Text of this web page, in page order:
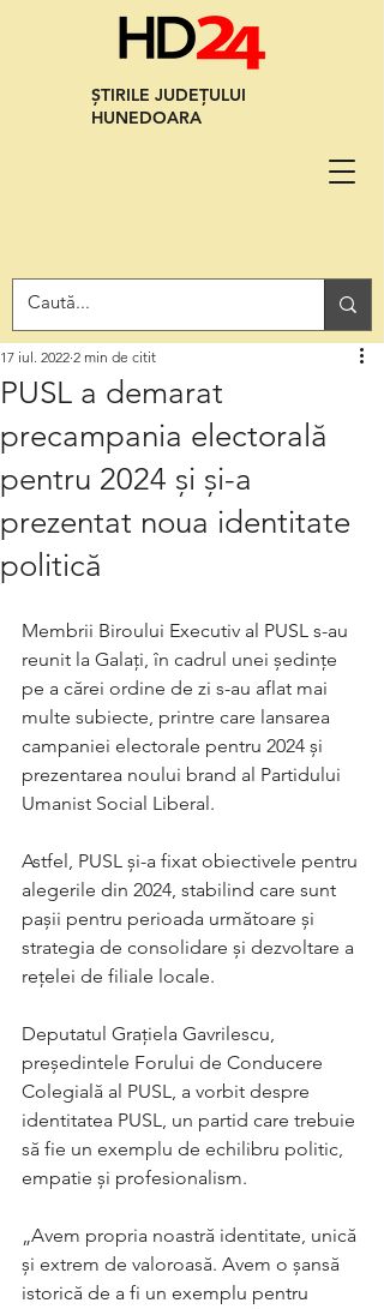
ȘTIRILE JUDEȚULUI
HUNEDOARA
PUSL a demarat
precampania electorală
pentru 2024 și și-a ​​​​​​
prezentat noua identitate
politică
17 iul. 2022 2 min de citit
​Membrii Biroului Executiv al PUSL s-au
reunit la Galați, în cadrul unei ședințe
pe a cărei ordine de zi s-au aflat mai
multe subiecte, printre care lansarea
campaniei electorale pentru 2024 și
prezentarea noului brand al Partidului
Umanist Social Liberal.
Astfel, PUSL și-a fixat obiectivele pentru
alegerile din 2024, stabilind care sunt
pașii pentru perioada următoare și
strategia de consolidare și dezvoltare a
rețelei de filiale locale.
Deputatul Grațiela Gavrilescu,
președintele Forului de Conducere
Colegială al PUSL, a vorbit despre
identitatea PUSL, un partid care trebuie
să fie un exemplu de echilibru politic,
empatie și profesionalism.
„Avem propria noastră identitate, unică
și extrem de valoroasă. Avem o șansă
istorică de a fi un exemplu pentru